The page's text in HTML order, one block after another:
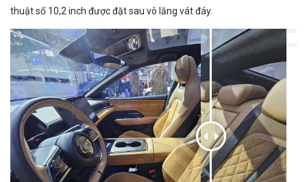
thuật số 10,2 inch được đặt sau vô lăng vát đáy.